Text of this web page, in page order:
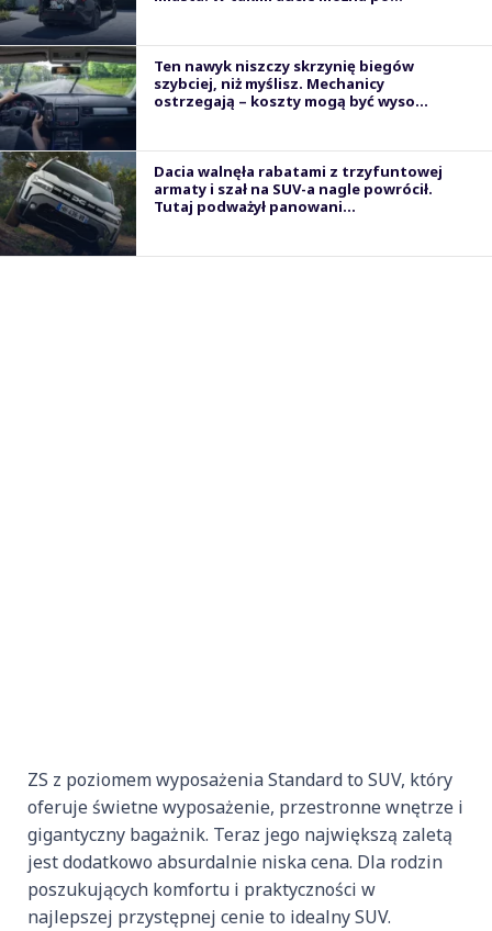
Ten nawyk niszczy skrzynię biegów
szybciej, niż myślisz. Mechanicy
ostrzegają – koszty mogą być wyso...
Dacia walnęła rabatami z trzyfuntowej
armaty i szał na SUV-a nagle powrócił.
Tutaj podważył panowani...
ZS z poziomem wyposażenia Standard to SUV, który
oferuje świetne wyposażenie, przestronne wnętrze i
gigantyczny bagażnik. Teraz jego największą zaletą
jest dodatkowo absurdalnie niska cena. Dla rodzin
poszukujących komfortu i praktyczności w
najlepszej przystępnej cenie to idealny SUV.